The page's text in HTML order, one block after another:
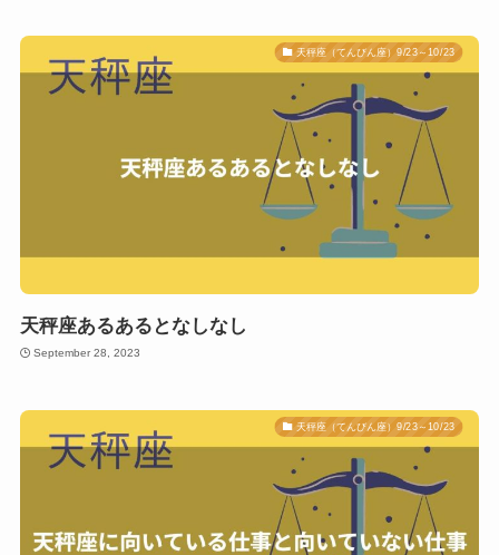
天秤座（てんびん座）9/23～10/23
天秤座あるあるとなしなし
September 28, 2023
天秤座（てんびん座）9/23～10/23